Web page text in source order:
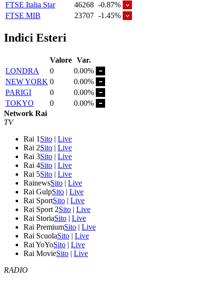
FTSE Italia Star
46268 -0.87%
FTSE MIB
23707 -1.45%
Indici Esteri
Valore Var.
LONDRA
0
0.00%
NEW YORK 0
0.00%
PARIGI
0
0.00%
TOKYO
0
0.00%
Network Rai
TV
Rai 1 Sito | Live
Rai 2Sito | Live
Rai 3Sito | Live
Rai 4Sito | Live
Rai 5Sito | Live
RainewsSito | Live
Rai GulpSito | Live
Rai SportSito | Live
Rai Sport 2Sito | Live
Rai StoriaSito | Live
Rai PremiumSito | Live
Rai ScuolaSito | Live
Rai YoYoSito | Live
Rai MovieSito | Live
RADIO